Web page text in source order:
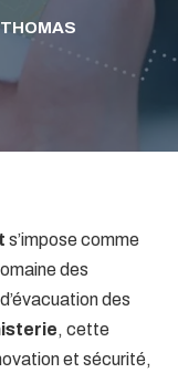
THOMAS
s’impose comme
des
des
, cette
et sécurité,